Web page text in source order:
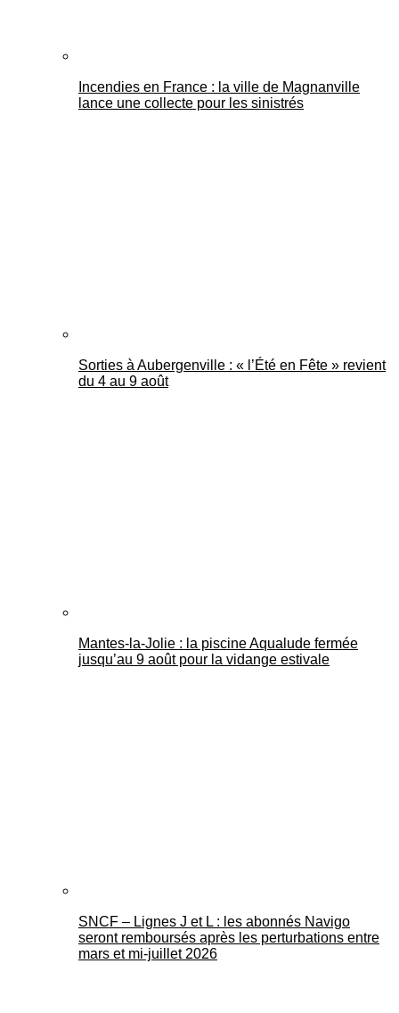
Incendies en France : la ville de Magnanville
lance une collecte pour les sinistrés
Sorties à Aubergenville : « l’Été en Fête » revient
du 4 au 9 août
Mantes-la-Jolie : la piscine Aqualude fermée
jusqu’au 9 août pour la vidange estivale
SNCF – Lignes J et L : les abonnés Navigo
seront remboursés après les perturbations entre
mars et mi-juillet 2026